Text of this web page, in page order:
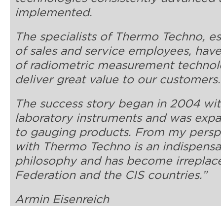
implemented.
The specialists of Thermo Techno,
of sales and service employees,
of radiometric measurement
deliver great value to our customers.
The success story began in 2004
laboratory instruments and was
to gauging products. From my
with Thermo Techno is an
philosophy and has become
Federation and the CIS countries.”
Armin Eisenreich